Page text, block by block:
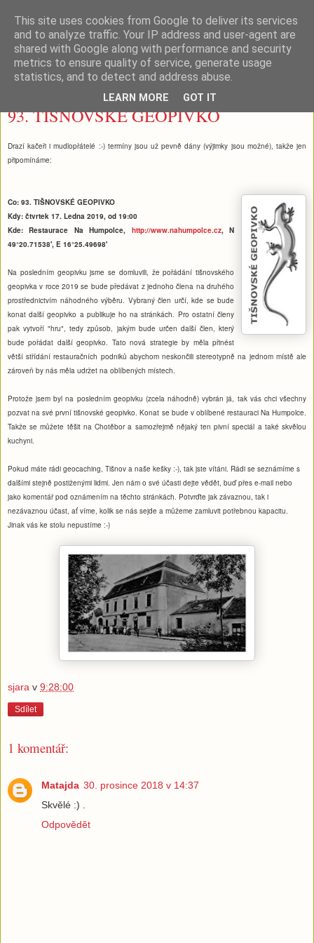
Tišnovské (geo)pivko
neděle 30. prosince 2018
93. TIŠNOVSKÉ GEOPIVKO
Drazí kačeři i mudlopřátelé :-) termíny jsou už pevně dány (výjimky jsou možné), takže jen
připomínáme:
Co: 93. TIŠNOVSKÉ GEOPIVKO
Kdy: čtvrtek 17. Ledna 2019, od 19:00
Kde: Restaurace Na Humpolce, http://www.nahumpolce.cz, N
49°20.71538', E 16°25.49698'
Na posledním geopivku jsme se domluvili, že pořádání tišnovského
geopivka v roce 2019 se bude předávat z jednoho člena na druhého
prostřednictvím náhodného výběru. Vybraný člen určí, kde se bude
konat další geopivko a publikuje ho na stránkách. Pro ostatní členy
pak vytvoří "hru", tedy způsob, jakým bude určen další člen, který
bude pořádat další geopivko. Tato nová strategie by měla přinést
větší střídání restauračních podniků abychom neskončili stereotypně na jednom místě ale
zároveň by nás měla udržet na oblíbených místech.
Protože jsem byl na posledním geopivku (zcela náhodně) vybrán já, tak vás chci všechny
pozvat na své první tišnovské geopivko. Konat se bude v oblíbené restauraci Na Humpolce.
Takže se můžete těšit na Chotěbor a samozřejmě nějaký ten pivní speciál a také skvělou
kuchyni.
Pokud máte rádi geocaching, Tišnov a naše kešky :-), tak jste vítáni. Rádi se seznámíme s
dalšími stejně postiženými lidmi. Jen nám o své účasti dejte vědět, buď přes e-mail nebo
jako komentář pod oznámením na těchto stránkách. Potvrďte jak závaznou, tak i
nezávaznou účast, ať víme, kolik se nás sejde a můžeme zamluvit potřebnou kapacitu.
Jinak vás ke stolu nepustíme :-)
sjara v 9:28:00
Sdílet
1 komentář:
Matajda 30. prosince 2018 v 14:37
Skvělé :) .
Odpovědět
This site uses cookies from Google to deliver its services
and to analyze traffic. Your IP address and user-agent are
shared with Google along with performance and security
metrics to ensure quality of service, generate usage
statistics, and to detect and address abuse.
LEARN MORE GOT IT